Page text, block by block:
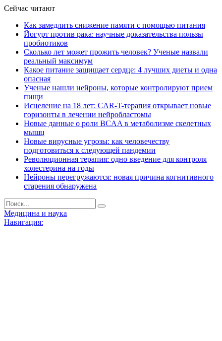
Сейчас читают
Как замедлить снижение памяти с помощью питания
Йогурт против рака: научные доказательства пользы
пробиотиков
Сколько лет может прожить человек? Ученые назвали
реальный максимум
Какое питание защищает сердце: 4 лучших диеты и одна
опасная
Ученые нашли нейроны, которые контролируют прием
пищи
Исцеление на 18 лет: CAR-T-терапия открывает новые
горизонты в лечении нейробластомы
Новые данные о роли BCAA в метаболизме скелетных
мышц
Новые вирусные угрозы: как человечеству
подготовиться к следующей пандемии
Революционная терапия: одно введение для контроля
холестерина на годы
Нейроны перегружаются: новая причина когнитивного
старения обнаружена
Медицина и наука
Навигация: